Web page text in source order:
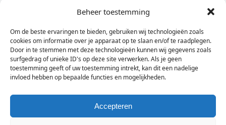
Beheer toestemming
Om de beste ervaringen te bieden, gebruiken wij technologieën zoals
cookies om informatie over je apparaat op te slaan en/of te raadplegen.
Door in te stemmen met deze technologieën kunnen wij gegevens zoals
surfgedrag of unieke ID's op deze site verwerken. Als je geen
toestemming geeft of uw toestemming intrekt, kan dit een nadelige
invloed hebben op bepaalde functies en mogelijkheden.
Accepteren
Dagelijks het laatste nieuws in je e-mail?
Vul
hier
je
e-
mailadres
in
Sign Up